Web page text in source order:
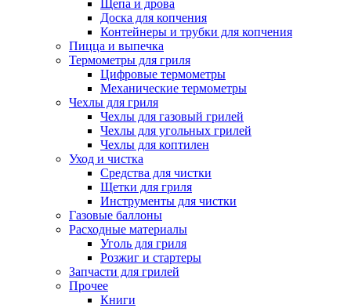
Щепа и дрова
Доска для копчения
Контейнеры и трубки для копчения
Пицца и выпечка
Термометры для гриля
Цифровые термометры
Механические термометры
Чехлы для гриля
Чехлы для газовый грилей
Чехлы для угольных грилей
Чехлы для коптилен
Уход и чистка
Средства для чистки
Щетки для гриля
Инструменты для чистки
Газовые баллоны
Расходные материалы
Уголь для гриля
Розжиг и стартеры
Запчасти для грилей
Прочее
Книги